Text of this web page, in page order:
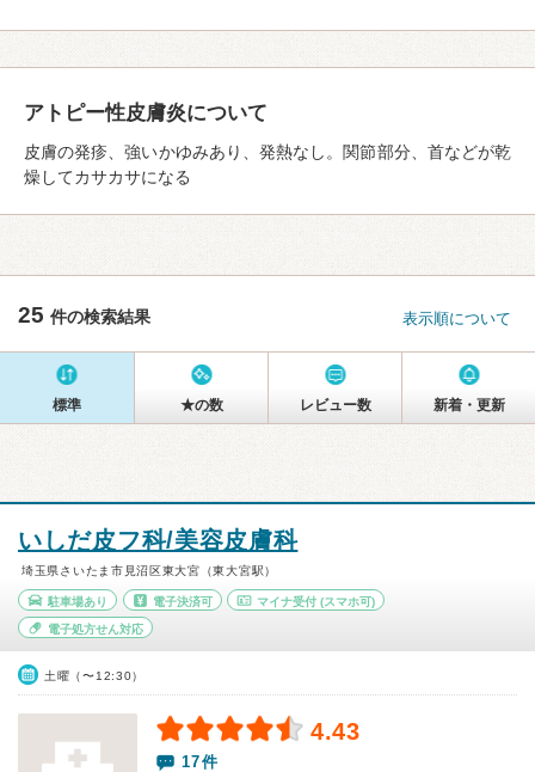
アトピー性皮膚炎について
皮膚の発疹、強いかゆみあり、発熱なし。関節部分、首などが乾
燥してカサカサになる
25 件の検索結果 表示順について
標準 ★の数 レビュー数 新着・更新
いしだ皮フ科/美容皮膚科
埼玉県さいたま市見沼区東大宮（東大宮駅）
駐車場あり 電子決済可 マイナ受付 (スマホ可)
電子処方せん対応
土曜（〜12:30）
4.43
17件